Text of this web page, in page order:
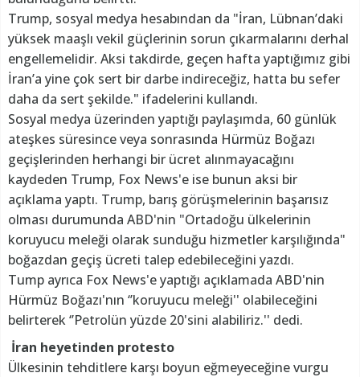
Trump, sosyal medya hesabından da "İran, Lübnan’daki
yüksek maaşlı vekil güçlerinin sorun çıkarmalarını derhal
engellemelidir. Aksi takdirde, geçen hafta yaptığımız gibi
İran’a yine çok sert bir darbe indireceğiz, hatta bu sefer
daha da sert şekilde." ifadelerini kullandı.
Sosyal medya üzerinden yaptığı paylaşımda, 60 günlük
ateşkes süresince veya sonrasında Hürmüz Boğazı
geçişlerinden herhangi bir ücret alınmayacağını
kaydeden Trump, Fox News'e ise bunun aksi bir
açıklama yaptı. Trump, barış görüşmelerinin başarısız
olması durumunda ABD'nin "Ortadoğu ülkelerinin
koruyucu meleği olarak sunduğu hizmetler karşılığında"
boğazdan geçiş ücreti talep edebileceğini yazdı.
Tump ayrıca Fox News'e yaptığı açıklamada ABD'nin
Hürmüz Boğazı'nın ‘’koruyucu meleği'' olabileceğini
belirterek ‘’Petrolün yüzde 20'sini alabiliriz.'' dedi.
İran heyetinden protesto
Ülkesinin tehditlere karşı boyun eğmeyeceğine vurgu